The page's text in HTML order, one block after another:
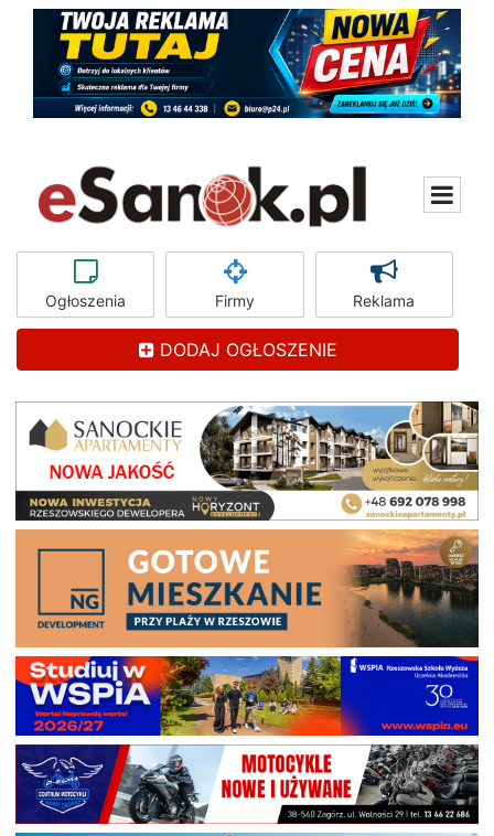
Ogłoszenia Firmy Reklama
DODAJ OGŁOSZENIE